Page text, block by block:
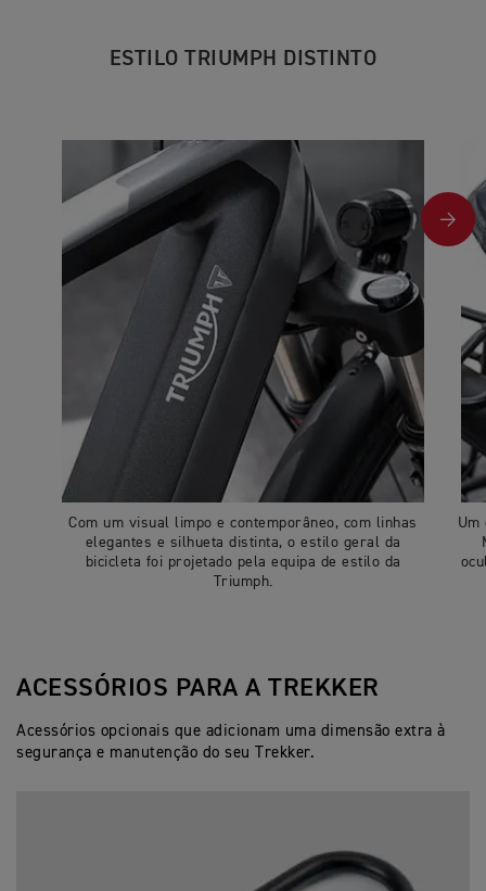
ESTILO TRIUMPH DISTINTO
Com um visual limpo e contemporâneo, com linhas
elegantes e silhueta distinta, o estilo geral da
bicicleta foi projetado pela equipa de estilo da
Triumph.
Um
ACESSÓRIOS PARA A TREKKER
Acessórios opcionais que adicionam uma dimensão extra à
segurança e manutenção do seu Trekker.